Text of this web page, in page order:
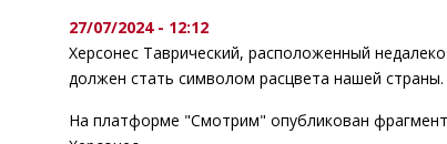
27/07/2024 - 12:12
Херсонес Таврический, расположенный
должен стать символом расцвета нашей
На платформе "Смотрим" опубликован